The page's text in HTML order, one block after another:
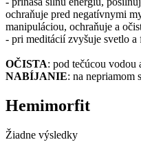
ochraňuje pred negatívnymi
manipuláciou, ochraňuje a
- pri meditácií zvyšuje svetlo a
OČISTA: pod tečúcou vodou
NABÍJANIE: na nepriamom
Hemimorfit
Žiadne výsledky